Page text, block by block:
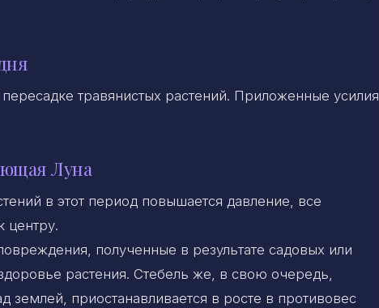
травянистых растений. Приложенные усилия
Луна
в этот период повышается давление, все
центру.
полученные в результате садовых или
растения. Стебель же, в свою очередь,
землей, приостанавливается в росте в противовес